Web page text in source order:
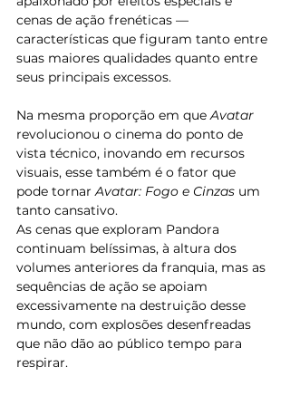
cenas de ação frenéticas —
características que figuram tanto entre
suas maiores qualidades quanto entre
seus principais excessos.
Na mesma proporção em que Avatar
revolucionou o cinema do ponto de
vista técnico, inovando em recursos
visuais, esse também é o fator que
pode tornar Avatar: Fogo e Cinzas um
tanto cansativo.
As cenas que exploram Pandora
continuam belíssimas, à altura dos
volumes anteriores da franquia, mas as
sequências de ação se apoiam
excessivamente na destruição desse
mundo, com explosões desenfreadas
que não dão ao público tempo para
respirar.